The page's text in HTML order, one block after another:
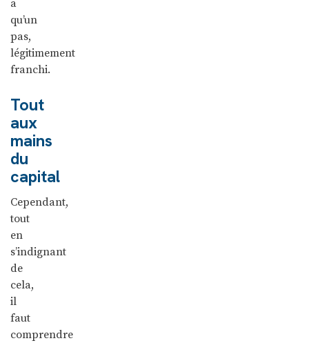
a
qu’un
pas,
légitimement
franchi.
Tout
aux
mains
du
capital
Cependant,
tout
en
s’indignant
de
cela,
il
faut
comprendre